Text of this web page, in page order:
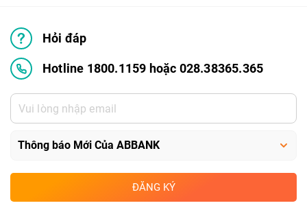
Hỏi đáp
Hotline 1800.1159 hoặc 028.38365.365
ĐĂNG KÝ